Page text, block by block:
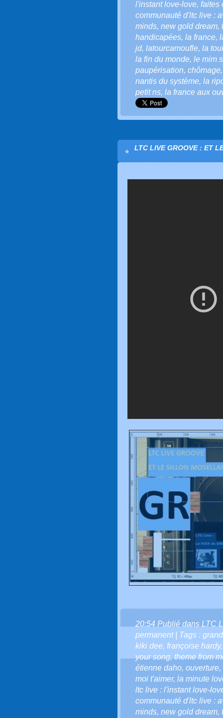
l'instant love-love, faites
communauté d'ltc live :
minds, new gold dream,
handicapées, la france,
jd, latourcamoufle, la
la fin du monde, le mim
paupérisation, chômage
nantis du système, la
petit ns, la france aux
LTC LIVE GROOVE : ET
20:54 Publié dans LTC
permanent| Tags :
kiki dee, françoise hardy
your song,theme from
étienne daho, ouverture,
moi t'aimer, la minute
ltc live : l'instant love-
communauté d'ltc live :
minds, new gold dream,